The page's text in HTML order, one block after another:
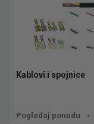
Kablovi i spojnice
Pogledaj ponudu